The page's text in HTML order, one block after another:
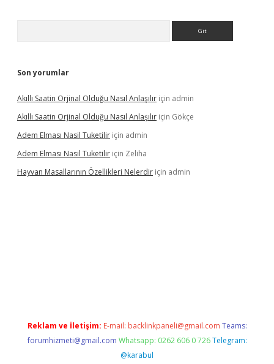
Son yorumlar
Akıllı Saatin Orjinal Olduğu Nasıl Anlaşılır için admin
Akıllı Saatin Orjinal Olduğu Nasıl Anlaşılır için Gökçe
Adem Elması Nasil Tuketilir için admin
Adem Elması Nasil Tuketilir için Zeliha
Hayvan Masallarının Özellikleri Nelerdir için admin
Reklam ve İletişim: E-mail: backlinkpaneli@gmail.com Teams:
forumhizmeti@gmail.com Whatsapp: 0262 606 0 726 Telegram:
@karabul